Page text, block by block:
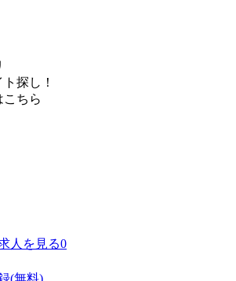
探し！
ちら
人を見る0
(無料)